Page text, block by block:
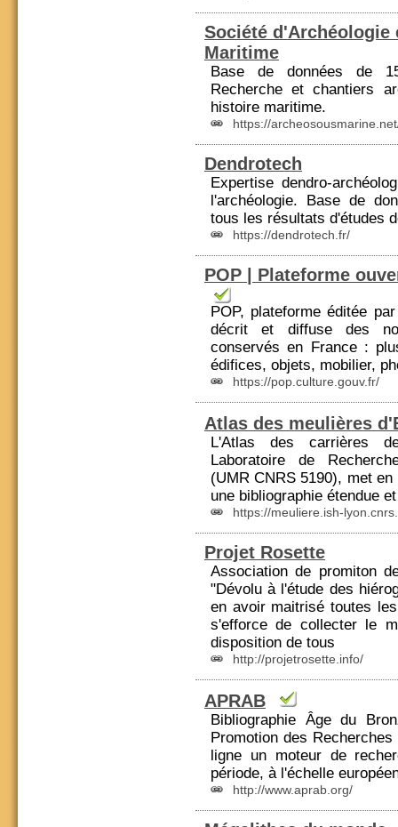
Société d'Archéologie
Maritime
Base de données de
Recherche et chantiers
histoire maritime.
https://
Dendrotech
Expertise dendro-
l'archéologie. Base de
tous les résultats d'études
https://dendrotech.fr/
POP | Plateforme
POP, plateforme éditée
décrit et diffuse des
conservés en France:
édifices, objets, mobilier,
https://pop.culture.gouv.fr/
Atlas des meulières
L'Atlas des carrières
Laboratoire de
(UMRCNRS 5190), met
une bibliographie étendue
https://meuliere.ish-
Projet Rosette
Association de promiton
"Dévolu à l'étude des
en avoir maitrisé toutes
s'efforce de collecter le
disposition de tous
http://projetrosette.info/
APRAB
Bibliographie Âge du
Promotion des Recherches
ligne un moteur de recher
période, à l'échelle
http://www.aprab.org/